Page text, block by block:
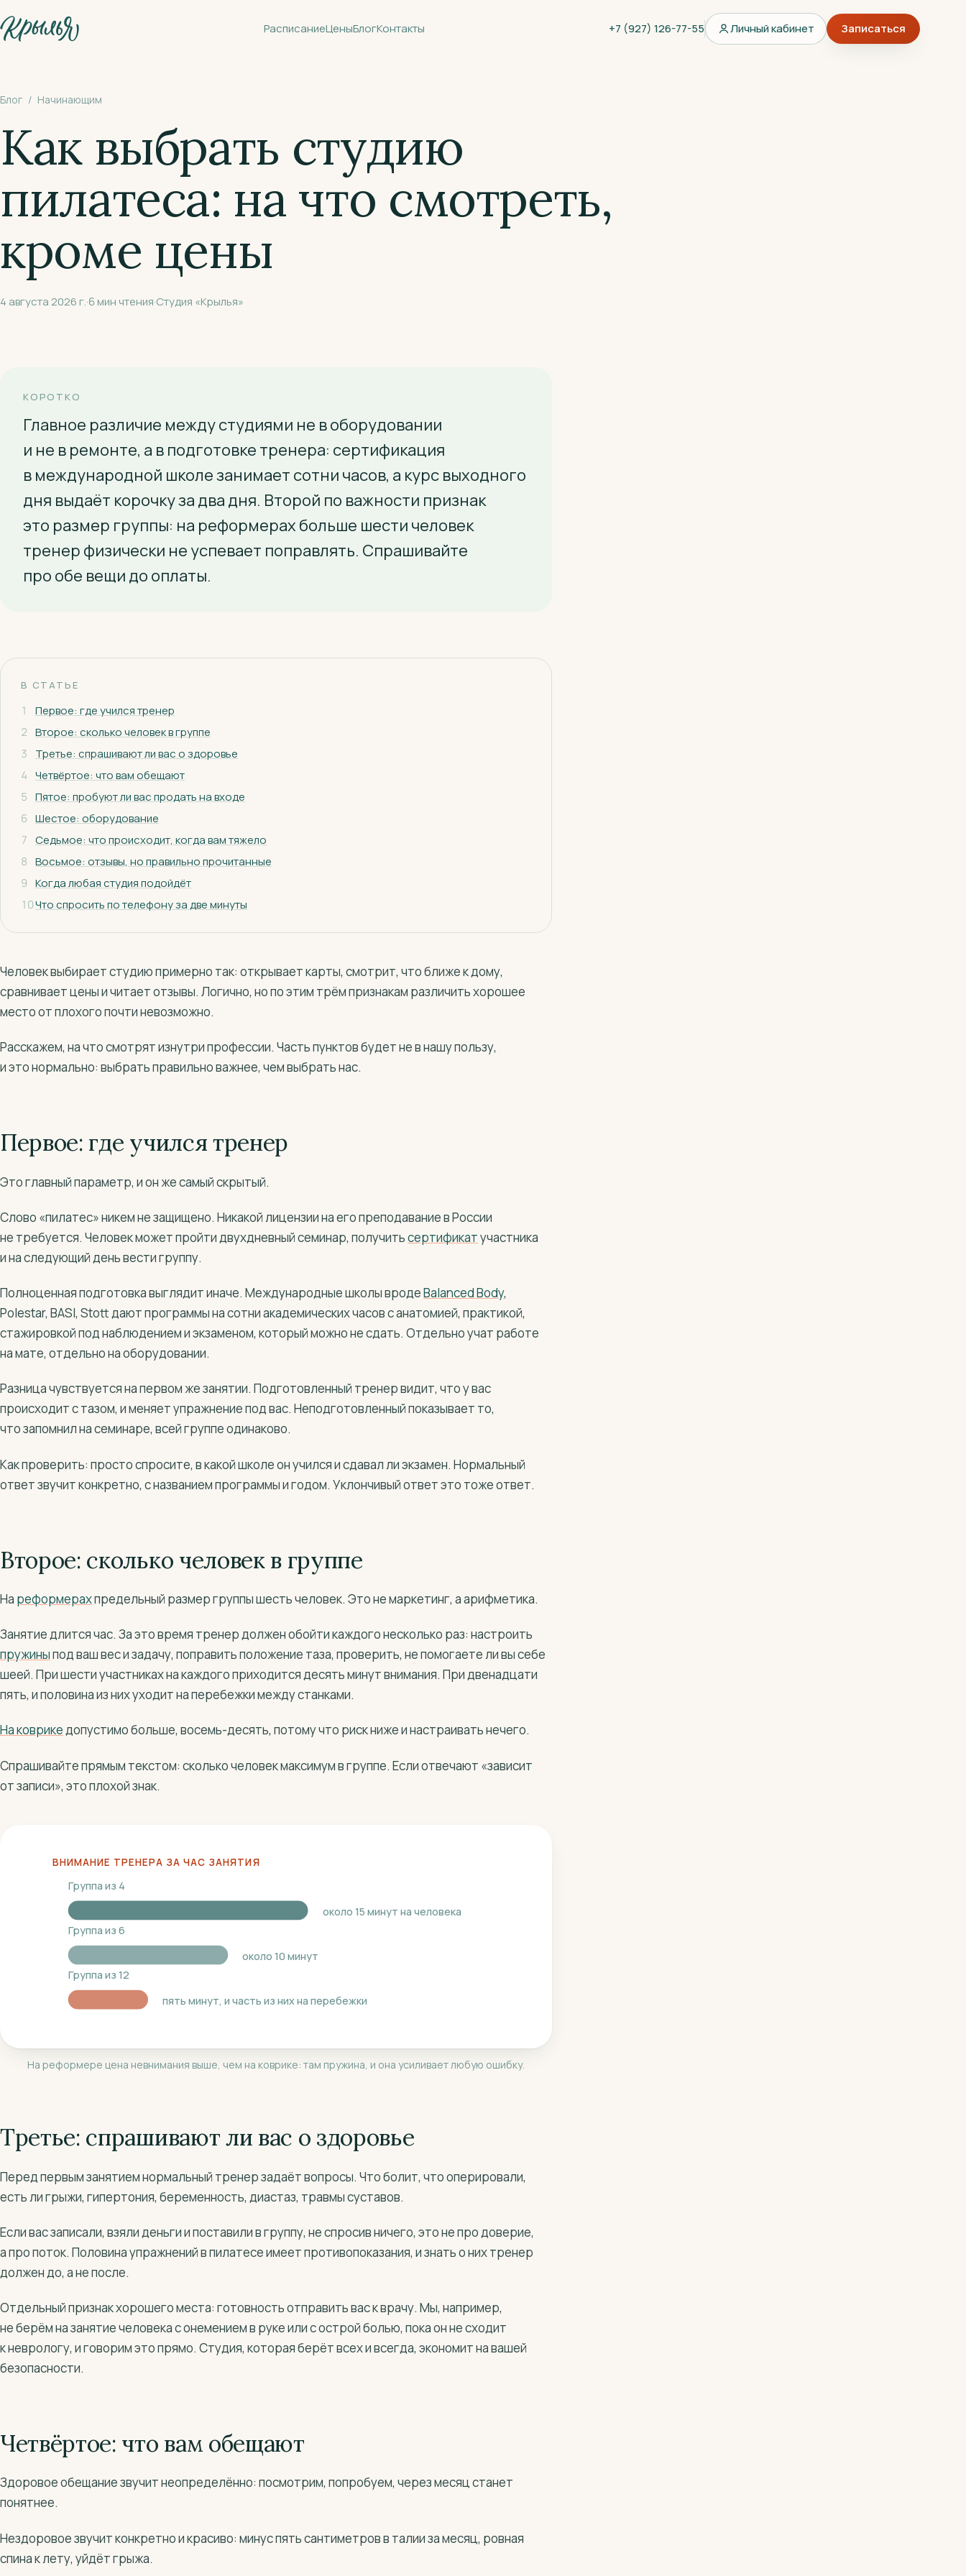
РасписаниеЦеныБлогКонтакты +7 (927) 126-77-55 Личный кабинет Записаться
Блог / Начинающим
Как выбрать студию
пилатеса: на что смотреть,
кроме цены
4 августа 2026 г.·6мин чтения·Студия «Крылья»
КОРОТКО
Главное различие между студиями не в оборудовании
и не в ремонте, а в подготовке тренера: сертификация
в международной школе занимает сотни часов, а курс выходного
дня выдаёт корочку за два дня. Второй по важности признак
это размер группы: на реформерах больше шести человек
тренер физически не успевает поправлять. Спрашивайте
про обе вещи до оплаты.
В СТАТЬЕ
1
Первое: где учился тренер
2 Второе: сколько человек в группе
3
Третье: спрашивают ли вас о здоровье
4 Четвёртое: что вам обещают
5 Пятое: пробуют ли вас продать на входе
6 Шестое: оборудование
7 Седьмое: что происходит, когда вам тяжело
8 Восьмое: отзывы, но правильно прочитанные
9 Когда любая студия подойдёт
10Что спросить по телефону за две минуты
Человек выбирает студию примерно так: открывает карты, смотрит, что ближе к дому,
сравнивает цены и читает отзывы. Логично, но по этим трём признакам различить хорошее
место от плохого почти невозможно.
Расскажем, на что смотрят изнутри профессии. Часть пунктов будет не в нашу пользу,
и это нормально: выбрать правильно важнее, чем выбрать нас.
Первое: где учился тренер
Это главный параметр, и он же самый скрытый.
Слово «пилатес» никем не защищено. Никакой лицензии на его преподавание в России
не требуется. Человек может пройти двухдневный семинар, получитьсертификатучастника
и на следующий день вести группу.
Полноценная подготовка выглядит иначе. Международные школы вродеBalanced Body,
Polestar, BASI, Stott дают программы на сотни академических часов с анатомией, практикой,
стажировкой под наблюдением и экзаменом, который можно не сдать. Отдельно учат работе
на мате, отдельно на оборудовании.
Разница чувствуется на первом же занятии. Подготовленный тренер видит, что у вас
происходит с тазом, и меняет упражнение под вас. Неподготовленный показывает то,
что запомнил на семинаре, всей группе одинаково.
Как проверить: просто спросите, в какой школе он учился и сдавал ли экзамен. Нормальный
ответ звучит конкретно, с названием программы и годом. Уклончивый ответ это тоже ответ.
Второе: сколько человек в группе
На реформерахпредельный размер группы шесть человек. Это не маркетинг, а арифметика.
Занятие длится час. За это время тренер должен обойти каждого несколько раз: настроить
пружиныпод ваш вес и задачу, поправить положение таза, проверить, не помогаете ли вы себе
шеей. При шести участниках на каждого приходится десять минут внимания. При двенадцати
пять, и половина из них уходит на перебежки между станками.
На коврикедопустимо больше, восемь-десять, потому что риск ниже и настраивать нечего.
Спрашивайте прямым текстом: сколько человек максимум в группе. Если отвечают «зависит
от записи», это плохой знак.
ВНИМАНИЕ ТРЕНЕРА ЗА ЧАС ЗАНЯТИЯ
Группа из 4
около 15 минут на человека
Группа из 6
около 10 минут
Группа из 12
пять минут, и часть из них на перебежки
На реформере цена невнимания выше, чем на коврике: там пружина, и она усиливает любую ошибку.
Третье: спрашивают ли вас о здоровье
Перед первым занятием нормальный тренер задаёт вопросы. Что болит, что оперировали,
есть ли грыжи, гипертония, беременность, диастаз, травмы суставов.
Если вас записали, взяли деньги и поставили в группу, не спросив ничего, это не про доверие,
а про поток. Половина упражнений в пилатесе имеет противопоказания, и знать о них тренер
должен до, а не после.
Отдельный признак хорошего места: готовность отправить вас к врачу. Мы, например,
не берём на занятие человека с онемением в руке или с острой болью, пока он не сходит
к неврологу, и говорим это прямо. Студия, которая берёт всех и всегда, экономит на вашей
безопасности.
Четвёртое: что вам обещают
Здоровое обещание звучит неопределённо: посмотрим, попробуем, через месяц станет
понятнее.
Нездоровое звучит конкретно и красиво: минус пять сантиметров в талии за месяц, ровная
спина к лету, уйдёт грыжа.